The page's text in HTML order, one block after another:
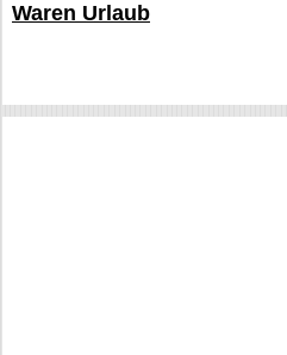
Waren Urlaub